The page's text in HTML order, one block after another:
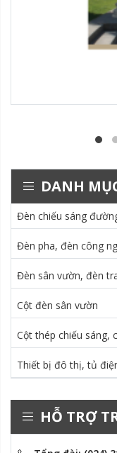
DANH
Đèn chiếu sáng
Đèn pha, đèn công
Đèn sân vườn, đèn
Cột đèn sân vườn
Cột thép chiếu sáng,
Thiết bị đô thị, tủ
HỖ TRỢ